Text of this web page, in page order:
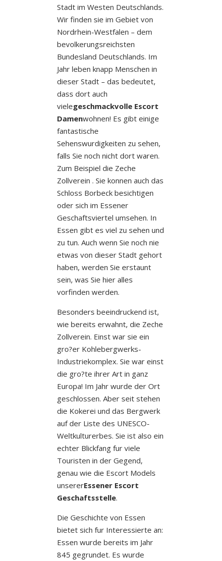
Stadt im Westen Deutschlands.
Wir finden sie im Gebiet von
Nordrhein-Westfalen – dem
bevolkerungsreichsten
Bundesland Deutschlands. Im
Jahr leben knapp Menschen in
dieser Stadt – das bedeutet,
dass dort auch
vielegeschmackvolle Escort
Damenwohnen! Es gibt einige
fantastische
Sehenswurdigkeiten zu sehen,
falls Sie noch nicht dort waren.
Zum Beispiel die Zeche
Zollverein . Sie konnen auch das
Schloss Borbeck besichtigen
oder sich im Essener
Geschaftsviertel umsehen. In
Essen gibt es viel zu sehen und
zu tun. Auch wenn Sie noch nie
etwas von dieser Stadt gehort
haben, werden Sie erstaunt
sein, was Sie hier alles
vorfinden werden.
Besonders beeindruckend ist,
wie bereits erwahnt, die Zeche
Zollverein. Einst war sie ein
gro?er Kohlebergwerks-
Industriekomplex. Sie war einst
die gro?te ihrer Art in ganz
Europa! Im Jahr wurde der Ort
geschlossen. Aber seit stehen
die Kokerei und das Bergwerk
auf der Liste des UNESCO-
Weltkulturerbes. Sie ist also ein
echter Blickfang fur viele
Touristen in der Gegend,
genau wie die Escort Models
unsererEssener Escort
Geschaftsstelle.
Die Geschichte von Essen
bietet sich fur Interessierte an:
Essen wurde bereits im Jahr
845 gegrundet. Es wurde